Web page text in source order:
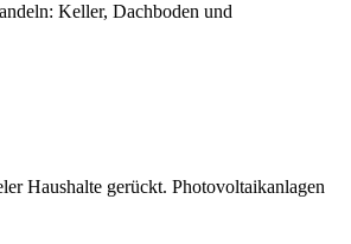
Keller, Dachboden und
Haushalte gerückt. Photovoltaikanlagen